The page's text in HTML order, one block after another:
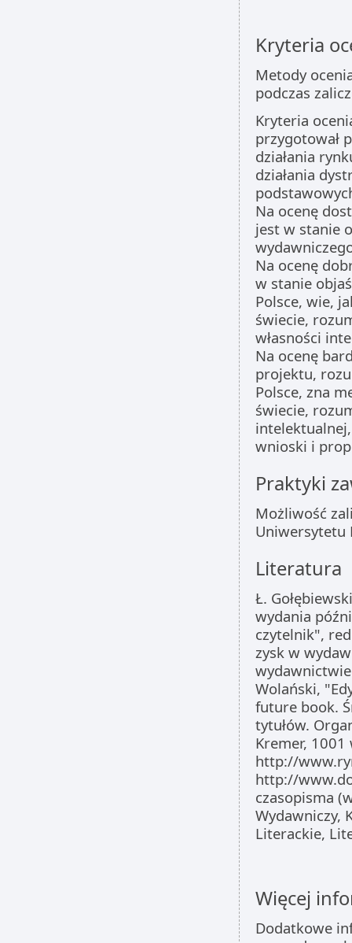
Kryteria
Metody
podczas
Kryteria
przygotował
działania
działania
Na ocenę
jest w stanie
Na ocenę
w stanie
Polsce, wie,
świecie,
własności
Na ocenę
projektu,
Polsce, zna
świecie,
wnioski i
Praktyki
Możliwość
Uniwersytetu
Literatura
Ł.
wydania
czytelnik",
zysk w
Wolański,
future book.
tytułów.
Kremer,
http://
http://
czasopisma
Wydawniczy,
Literackie,
Więcej
Dodatkowe